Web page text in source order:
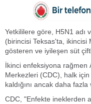
Yetkililere göre, H5N1 adı
(birincisi Teksas'ta, ikincisi
gösteren ve iyileşen süt
İkinci enfeksiyona rağmen
Merkezleri (CDC), halk
kaldığını ancak daha
CDC, "Enfekte ineklerden